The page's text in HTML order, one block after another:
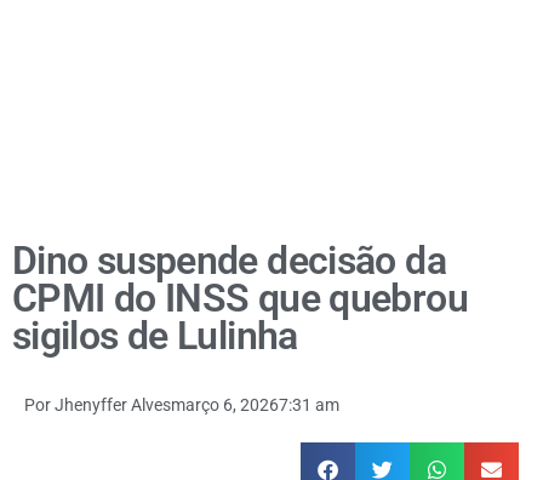
Dino suspende decisão da
CPMI do INSS que quebrou
sigilos de Lulinha
PorJhenyffer Alvesmarço 6, 20267:31 am